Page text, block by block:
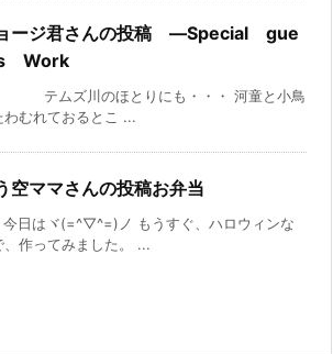
ージ君さんの投稿 —Special gue
Work
ズ川のほとりにも・・・ 河童と小鳥
わむれておるとこ ...
空ママさんの投稿お弁当
はヾ(=^▽^=)ノ もうすぐ、ハロウィンな
、作ってみました。 ...